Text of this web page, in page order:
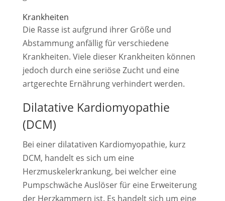
Krankheiten
Die Rasse ist aufgrund ihrer Größe und
Abstammung anfällig für verschiedene
Krankheiten. Viele dieser Krankheiten können
jedoch durch eine seriöse Zucht und eine
artgerechte Ernährung verhindert werden.
Dilatative Kardiomyopathie
(DCM)
Bei einer dilatativen Kardiomyopathie, kurz
DCM, handelt es sich um eine
Herzmuskelerkrankung, bei welcher eine
Pumpschwäche Auslöser für eine Erweiterung
der Herzkammern ist. Es handelt sich um eine